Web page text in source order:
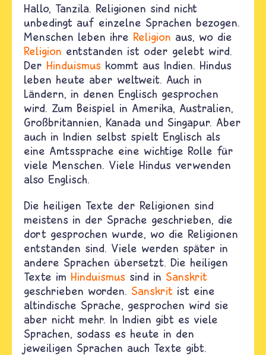
Hallo, Tanzila. Religionen sind nicht
unbedingt auf einzelne Sprachen bezogen.
Menschen leben ihre Religion aus, wo die
Religion entstanden ist oder gelebt wird.
Der Hinduismus kommt aus Indien. Hindus
leben heute aber weltweit. Auch in
Ländern, in denen Englisch gesprochen
wird. Zum Beispiel in Amerika, Australien,
Großbritannien, Kanada und Singapur. Aber
auch in Indien selbst spielt Englisch als
eine Amtssprache eine wichtige Rolle für
viele Menschen. Viele Hindus verwenden
also Englisch.
Die heiligen Texte der Religionen sind
meistens in der Sprache geschrieben, die
dort gesprochen wurde, wo die Religionen
entstanden sind. Viele werden später in
andere Sprachen übersetzt. Die heiligen
Texte im Hinduismus sind in Sanskrit
geschrieben worden. Sanskrit ist eine
altindische Sprache, gesprochen wird sie
aber nicht mehr. In Indien gibt es viele
Sprachen, sodass es heute in den
jeweiligen Sprachen auch Texte gibt.